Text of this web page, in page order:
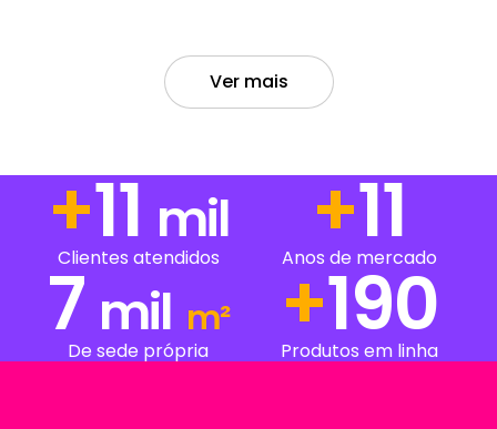
Ver mais
+14
mil
Clientes atendidos
+14
Anos de mercado
7 mil +248